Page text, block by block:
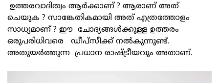
ഉത്തരവാദിത്വം ആർക്കാണ് ? ആരാണ് അത്
ചെയുക ? സാങ്കേതികമായി അത് എത്രത്തോളം
സാധ്യമാണ് ? ഈ ചോദ്യങ്ങൾക്കുള്ള ഉത്തരം
ഒരുപരിധിവരെ ഡീപ്‌സീക്ക് നൽകുന്നുണ്ട്.
അതുയർത്തുന്ന പ്രധാന രാഷ്ട്രീയവും അതാണ്.